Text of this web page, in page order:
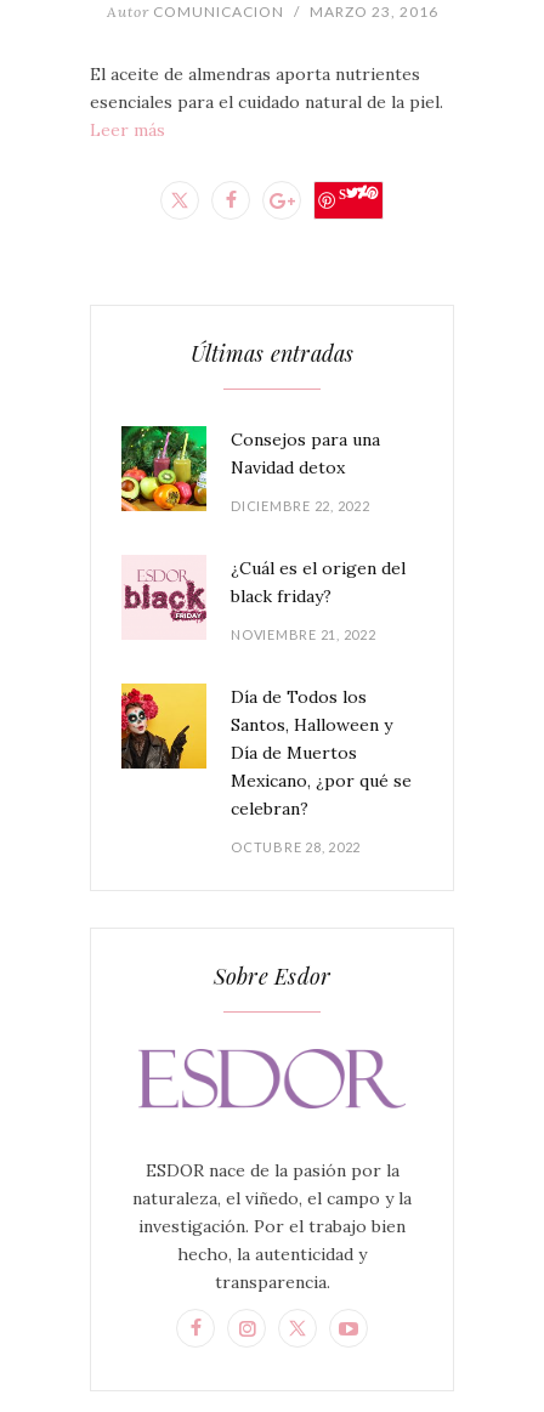
AutorCOMUNICACION / MARZO 23, 2016
El aceite de almendras aporta nutrientes
esenciales para el cuidado natural de la piel.
Leer más
Save
Últimas entradas
Consejos para una
Navidad detox
DICIEMBRE 22, 2022
¿Cuál es el origen del
black friday?
NOVIEMBRE 21, 2022
Día de Todos los
Santos, Halloween y
Día de Muertos
Mexicano, ¿por qué se
celebran?
OCTUBRE 28, 2022
Sobre Esdor
ESDOR nace de la pasión por la
naturaleza, el viñedo, el campo y la
investigación. Por el trabajo bien
hecho, la autenticidad y
transparencia.